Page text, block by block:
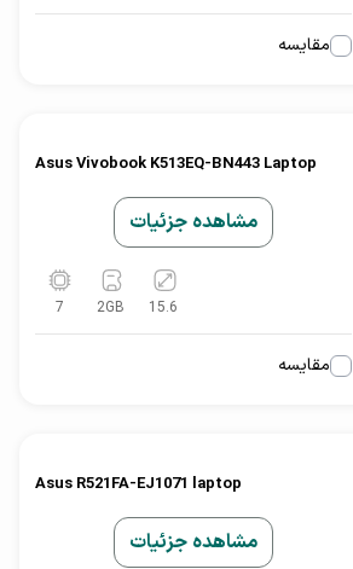
مقایسه
15.6
2GB
7
Asus Vivobook K513EQ-BN443 Laptop
مشاهده جزئیات
مقایسه
Asus R521FA-EJ1071 laptop
مشاهده جزئیات